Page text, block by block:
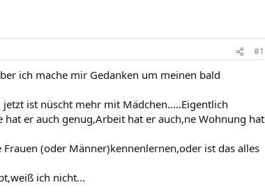
#1
ich mache mir Gedanken um meinen bald
ist nüscht mehr mit Mädchen.....Eigentlich
er auch genug,Arbeit hat er auch,ne Wohnung hat
(oder Männer)kennenlernen,oder ist das alles
ich nicht...